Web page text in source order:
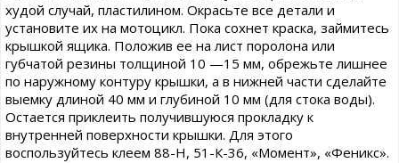
худой случай, пластилином. Окрасьте все детали и
установите их на мотоцикл. Пока сохнет краска, займитесь
крышкой ящика. Положив ее на лист поролона или
губчатой резины толщиной 10 —15 мм, обрежьте лишнее
по наружному контуру крышки, а в нижней части сделайте
выемку длиной 40 мм и глубиной 10 мм (для стока воды).
Остается приклеить получившуюся прокладку к
внутренней поверхности крышки. Для этого
воспользуйтесь клеем 88-Н, 51-К-36, «Момент», «Феникс».